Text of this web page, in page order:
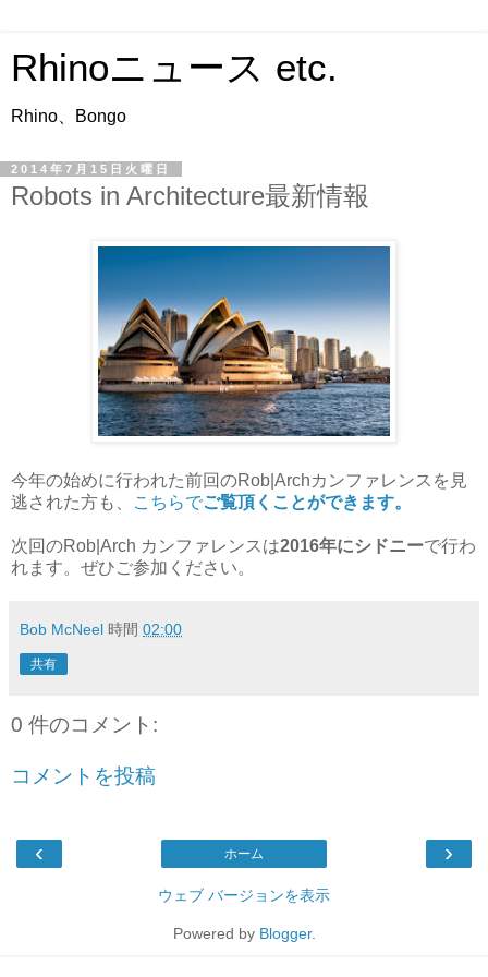
Rhinoニュース etc.
Rhino、Bongo
2014年7月15日火曜日
Robots in Architecture最新情報
今年の始めに行われた前回のRob|Archカンファレンスを見
逃された方も、
こちらでご覧頂くことができます。
次回のRob|Arch カンファレンスは2016年にシドニーで行わ
れます。ぜひご参加ください。
Bob McNeel 時間 02:00
共有
0 件のコメント:
コメントを投稿
‹ ›
ホーム
ウェブ バージョンを表示
Powered by Blogger.